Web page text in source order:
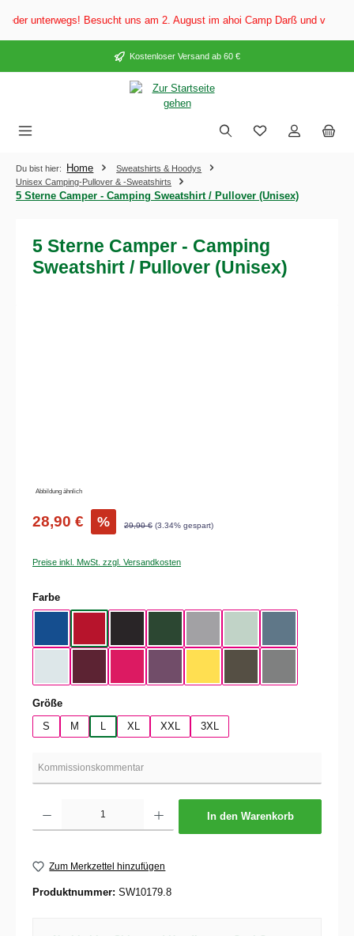
springen
unterwegs! Besucht uns am 2. August im ahoi Camp Darß und vom 3.
Kostenloser Versand ab 60 €
Du bist hier: Home
Sweatshirts & Hoodys
Unisex Camping-Pullover & -Sweatshirts
5 Sterne Camper - Camping Sweatshirt / Pullover (Unisex)
5 Sterne Camper - Camping
Sweatshirt / Pullover (Unisex)
Abbildung ähnlich
28,90 € % 29,90 € (3.34% gespart)
Preise inkl. MwSt. zzgl. Versandkosten
Farbeauswählen
Größeauswählen
S
M XL XXL 3XL
In den Warenkorb
Zum Merkzettel hinzufügen
Produktnummer: SW10179.8